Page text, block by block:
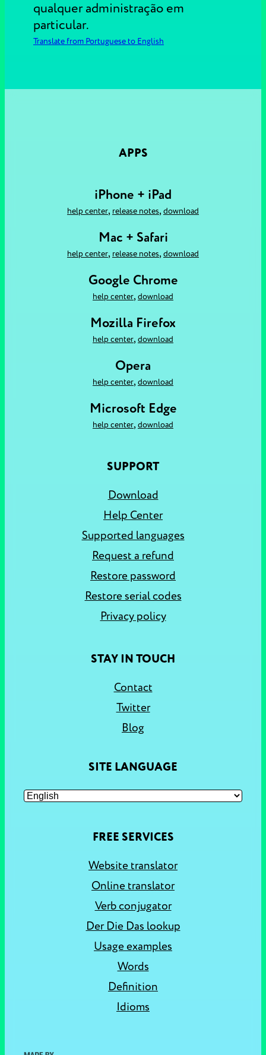
qualquer administração em
particular.
Translate from Portuguese to English
APPS
iPhone + iPad
help center, release notes, download
Mac + Safari
help center, release notes, download
Google Chrome
help center, download
Mozilla Firefox
help center, download
Opera
help center, download
Microsoft Edge
help center, download
SUPPORT
Download
Help Center
Supported languages
Request a refund
Restore password
Restore serial codes
Privacy policy
STAY IN TOUCH
Contact
Twitter
Blog
SITE LANGUAGE
FREE SERVICES
Website translator
Online translator
Verb conjugator
Der Die Das lookup
Usage examples
Words
Definition
Idioms